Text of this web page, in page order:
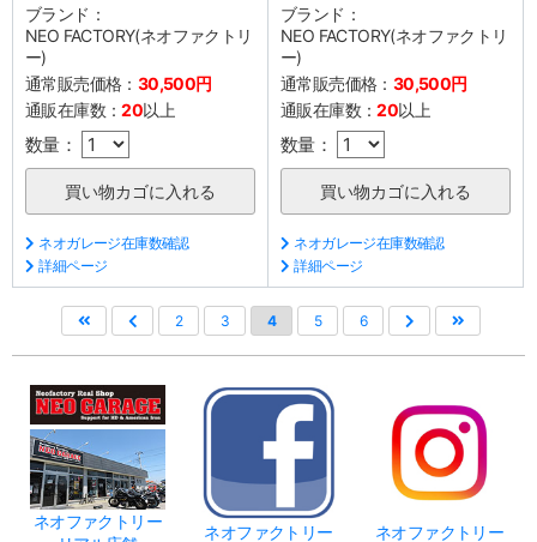
ブランド：
NEO FACTORY(ネオファクトリ
ー)
通常販売価格： 30,500円
通販在庫数：20以上
数量：
ネオガレージ在庫数確認
詳細ページ
ブランド：
NEO FACTORY(ネオファクトリ
ー)
通常販売価格： 30,500円
通販在庫数：20以上
数量：
ネオガレージ在庫数確認
詳細ページ
2 3 4 5 6
ネオファクトリー
ネオファクトリー
ネオファクトリー